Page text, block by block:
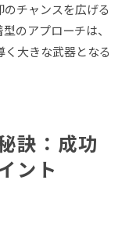
チャンスを広げる
のアプローチは、
大きな武器となる
訣：成功
ント